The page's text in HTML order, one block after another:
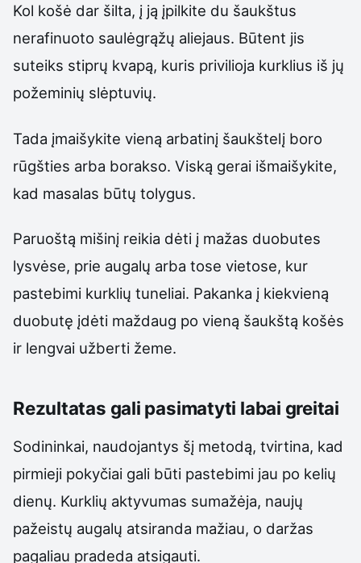
Kol košė dar šilta, į ją įpilkite du šaukštus
nerafinuoto saulėgrąžų aliejaus. Būtent jis
suteiks stiprų kvapą, kuris privilioja kurklius iš jų
požeminių slėptuvių.
Tada įmaišykite vieną arbatinį šaukštelį boro
rūgšties arba borakso. Viską gerai išmaišykite,
kad masalas būtų tolygus.
Paruoštą mišinį reikia dėti į mažas duobutes
lysvėse, prie augalų arba tose vietose, kur
pastebimi kurklių tuneliai. Pakanka į kiekvieną
duobutę įdėti maždaug po vieną šaukštą košės
ir lengvai užberti žeme.
Rezultatas gali pasimatyti labai greitai
Sodininkai, naudojantys šį metodą, tvirtina, kad
pirmieji pokyčiai gali būti pastebimi jau po kelių
dienų. Kurklių aktyvumas sumažėja, naujų
pažeistų augalų atsiranda mažiau, o daržas
pagaliau pradeda atsigauti.